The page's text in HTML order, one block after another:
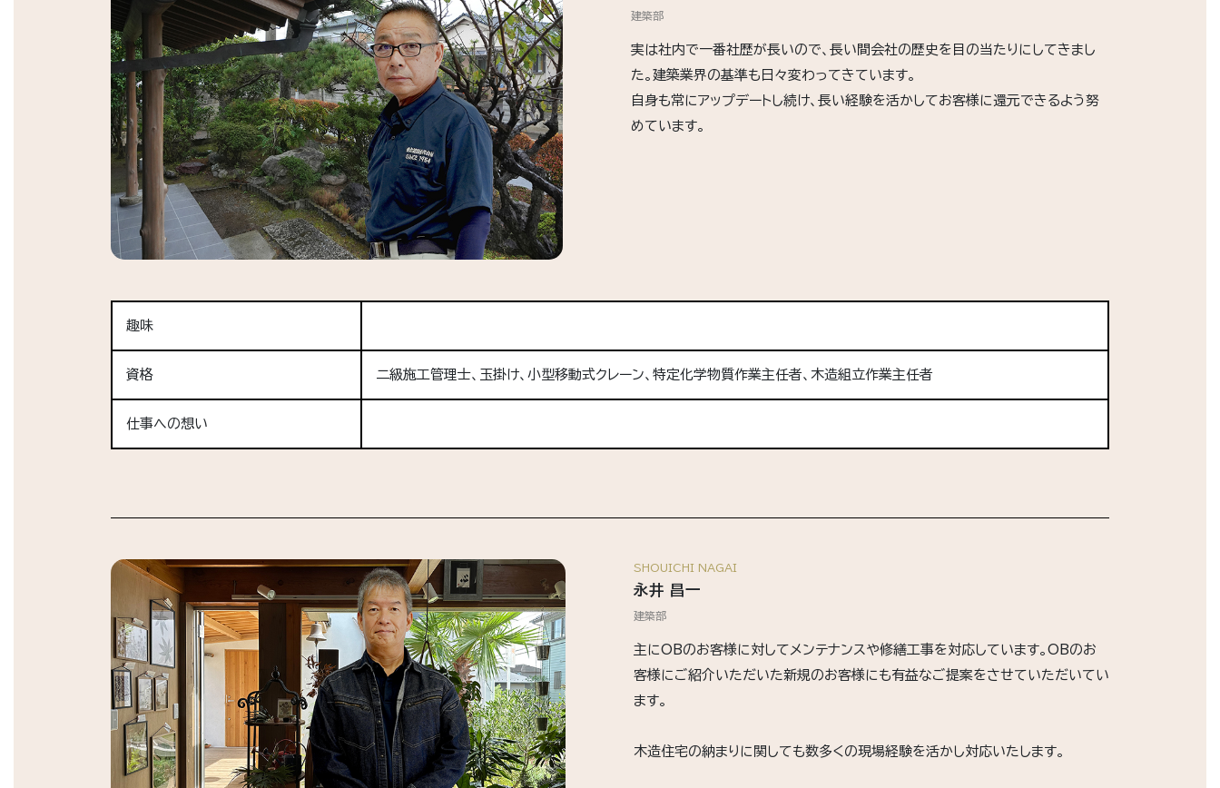
建築部
実は社内で一番社歴が長いので、長い間会社の歴史を目の当たりにしてきまし
た。建築業界の基準も日々変わってきています。
自身も常にアップデートし続け、長い経験を活かしてお客様に還元できるよう努
めています。
趣味
資格 二級施工管理士、玉掛け、小型移動式クレーン、特定化学物質作業主任者、木造組立作業主任者
仕事への想い
SHOUICHI NAGAI
永井 昌一
建築部
主にOBのお客様に対してメンテナンスや修繕工事を対応しています。OBのお
客様にご紹介いただいた新規のお客様にも有益なご提案をさせていただいてい
ます。
木造住宅の納まりに関しても数多くの現場経験を活かし対応いたします。